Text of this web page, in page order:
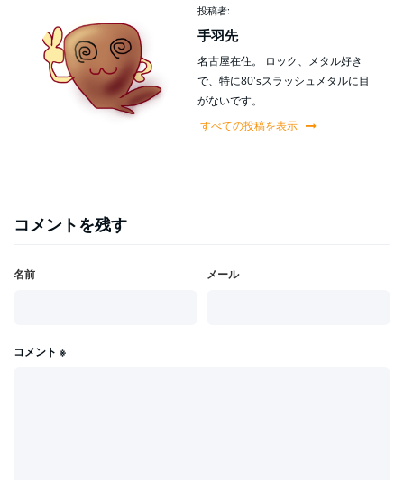
投稿者:
手羽先
名古屋在住。 ロック、メタル好き
で、特に80'sスラッシュメタルに目
がないです。
すべての投稿を表示
コメントを残す
名前 メール
コメント ※